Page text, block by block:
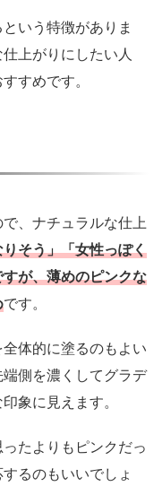
いう特徴がありま
上がりにしたい人
すめです。
、ナチュラルな仕上
そう」「女性っぽく
が、薄めのピンクな
です。
体的に塗るのもよい
側を濃くしてグラデ
象に見えます。
たよりもピンクだっ
るのもいいでしょ